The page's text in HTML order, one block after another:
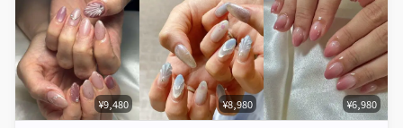
¥9,480 ¥8,980 ¥6,980